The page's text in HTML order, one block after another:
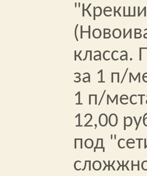
класса.
за 1 п/
1 п/
12,00
под